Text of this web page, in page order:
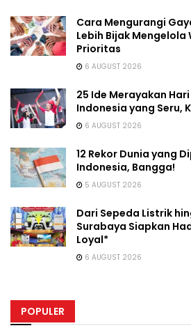
Cara Mengurangi
Lebih Bijak Mengelola
Prioritas
6 AUGUST 2026
25 Ide Merayakan
Indonesia yang Seru,
6 AUGUST 2026
12 Rekor Dunia yang
Indonesia, Bangga!
5 AUGUST 2026
Dari Sepeda Listrik
Surabaya Siapkan
Loyal*
6 AUGUST 2026
POPULER